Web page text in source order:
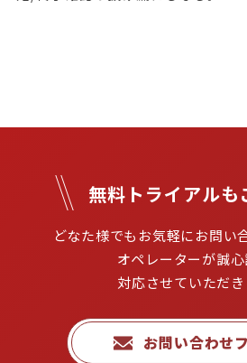
無料トライアルも
どなた様でもお気軽にお問い
オペレーターが誠心
対応させていただき
お問い合わせ